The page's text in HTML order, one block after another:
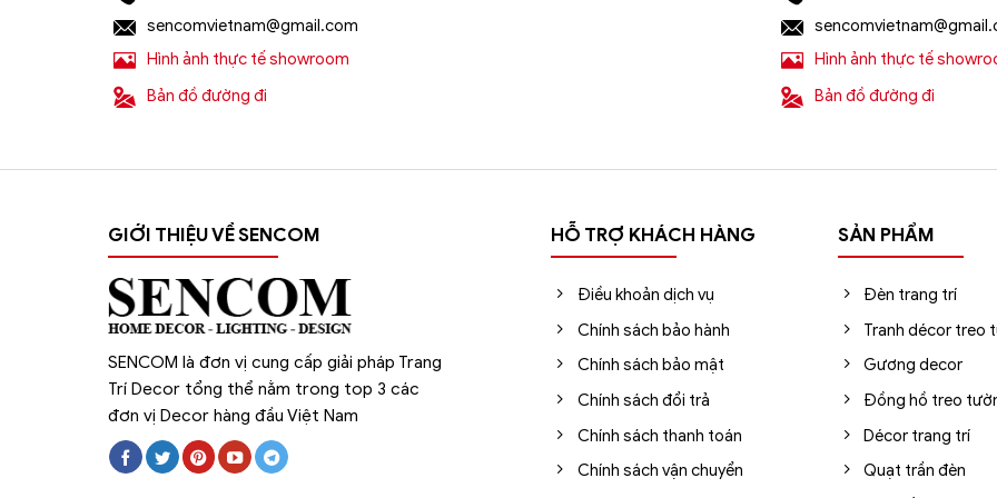
Sencomlà địa chỉ bán đèn chùm decor trang trínhập khẩu uy tín hàng đầu tại Hà Nội, Tp.HCM.
trường.
Công ty Cổ Phần Xây Dựng và Thương Mại Sencom Việt Nam
Website:https://sencom.vn/
Địa chỉ showroom:
71 Trần Đăng Ninh, Quang Trung, Hà Đông, Hà Nội
sencomvietnam@gmail.com
Hình ảnh thực tế showroom
Bản đồ đường đi
Hình ảnh thực tế
Bản đồ đường đi
GIỚI THIỆU VỀ SENCOM
SENCOM là đơn vị cung cấp giải pháp Trang
Trí Decor tổng thể nằm trong top 3 các
đơn vị Decor hàng đầu Việt Nam
HỖ TRỢ KHÁCH HÀNG
Điều khoản dịch vụ
Chính sách bảo hành
Chính sách bảo mật
Chính sách đổi trả
Chính sách thanh toán
Chính sách vận chuyển
SẢN PHẨM
Đèn trang trí
Tranh décor treo
Gương decor
Đồng hồ treo
Décor trang trí
Quạt trần đèn